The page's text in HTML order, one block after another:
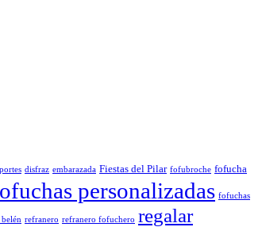
disfraz embarazada Fiestas del Pilar fofubroche fofucha
personalizadas fofuchas
refranero refranero fofuchero regalar